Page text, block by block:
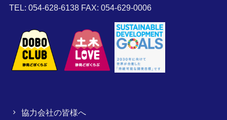
TEL: 054-628-6138 FAX: 054-629-0006
協力会社の皆様へ